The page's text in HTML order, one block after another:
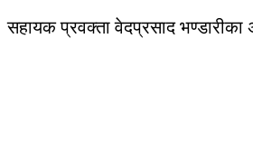
सहायक प्रवक्ता वेदप्रसाद